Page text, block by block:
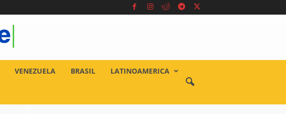
VENEZUELA BRASIL LATINOAMERICA